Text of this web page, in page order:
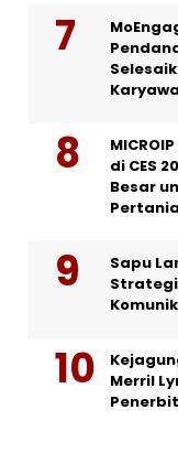
di CES
Besar
Sapu
Merril